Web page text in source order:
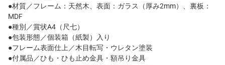
●材質／フレーム：天然木、表面：ガラス（厚み2mm）、裏板：
MDF
●種別／賞状A4（尺七）
●包装形態／個装箱（紙製）入り
●フレーム表面仕上／木目転写・ウレタン塗装
●付属品／ひも・ひも止め金具・額吊り金具